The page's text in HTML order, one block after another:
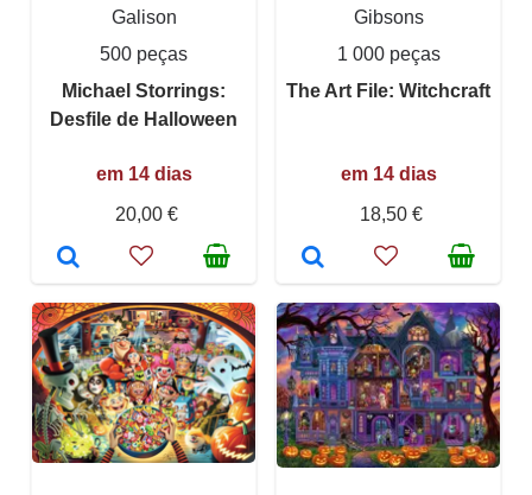
Galison
500 peças
Michael Storrings:
Desfile de Halloween
em 14 dias
20,00 €
Gibsons
1 000 peças
The Art File: Witchcraft
em 14 dias
18,50 €